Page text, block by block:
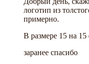
логотип из
примерно.
В размере 15 на 15
заранее спасибо